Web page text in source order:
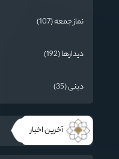
نماز جمعه (107)
دیدارها (192)
دینی (35)
آخرین اخبار